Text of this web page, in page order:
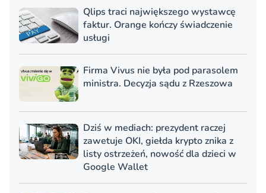
Qlips traci największego wystawcę
faktur. Orange kończy świadczenie
usługi
Firma Vivus nie była pod parasolem
ministra. Decyzja sądu z Rzeszowa
Dziś w mediach: prezydent raczej
zawetuje OKI, giełda krypto znika z
listy ostrzeżeń, nowość dla dzieci w
Google Wallet